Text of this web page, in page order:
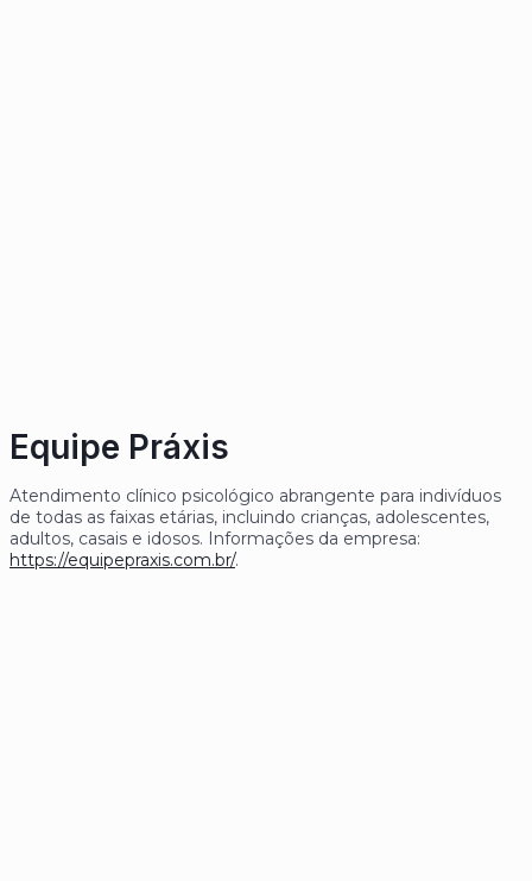
Equipe Práxis
Atendimento clínico psicológico abrangente para indivíduos
de todas as faixas etárias, incluindo crianças, adolescentes,
adultos, casais e idosos. Informações da empresa:
https://equipepraxis.com.br/.